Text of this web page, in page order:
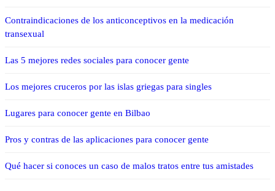
Contraindicaciones de los anticonceptivos en la medicación
transexual
Las 5 mejores redes sociales para conocer gente
Los mejores cruceros por las islas griegas para singles
Lugares para conocer gente en Bilbao
Pros y contras de las aplicaciones para conocer gente
Qué hacer si conoces un caso de malos tratos entre tus amistades